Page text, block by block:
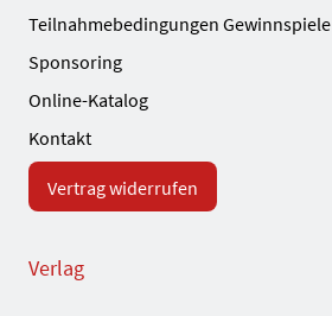
Teilnahmebedingungen Gewinnspiele
Sponsoring
Online-Katalog
Kontakt
Vertrag widerrufen
Verlag